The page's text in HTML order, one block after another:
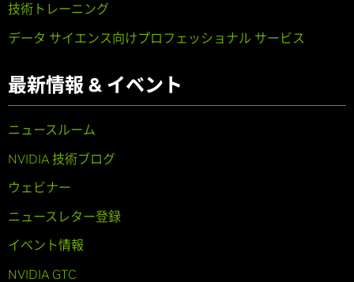
技術トレーニング
データ サイエンス向けプロフェッショナル サービス
最新情報 & イベント
ニュースルーム
NVIDIA 技術ブログ
ウェビナー
ニュースレター登録
イベント情報
NVIDIA GTC